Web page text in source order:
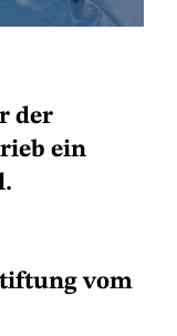
der
ein
vom